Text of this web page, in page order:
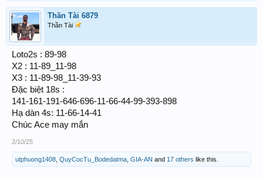
Thần Tài 6879
Thần Tài
Loto2s : 89-98
X2 : 11-89_11-98
X3 : 11-89-98_11-39-93
Đặc biệt 18s :
141-161-191-646-696-11-66-44-99-393-898
Hạ dàn 4s: 11-66-14-41
Chúc Ace may mắn
2/10/25
utphuong1408 QuyCocTu_Bodedatma GIA-AN and 17 others like this.